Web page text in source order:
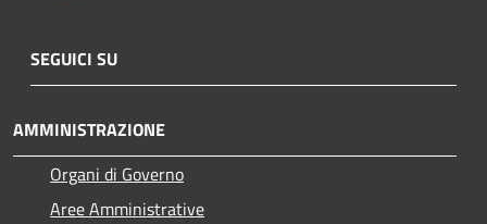
SEGUICI SU
AMMINISTRAZIONE
Organi di Governo
Aree Amministrative